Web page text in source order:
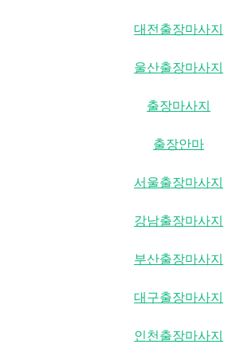
대전출장마사지
울산출장마사지
출장마사지
출장안마
서울출장마사지
강남출장마사지
부산출장마사지
대구출장마사지
인천출장마사지